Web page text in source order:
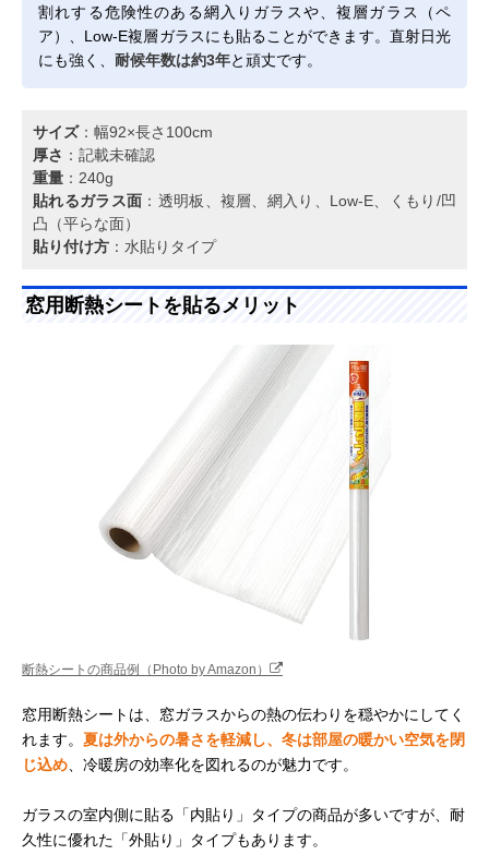
割れする危険性のある網入りガラスや、複層ガラス（ペ
ア）、Low-E複層ガラスにも貼ることができます。直射日光
にも強く、 耐候年数は約3年と頑丈です。
サイズ：幅92×長さ100cm
厚さ ：記載未確認
重量 ：240g
貼れるガラス面 ：透明板、複層、網入り、Low-E、くもり/凹
凸（平らな面）
貼り付け方 ：水貼りタイプ
窓用断熱シートを貼るメリット
断熱シートの商品例（Photo by Amazon）
窓用断熱シートは、窓ガラスからの熱の伝わりを穏やかにしてく
れます。 夏は外からの暑さを軽減し、冬は部屋の暖かい空気を閉
じ込め 、冷暖房の効率化を図れるのが魅力です。
ガラスの室内側に貼る「内貼り」タイプの商品が多いですが、耐
久性に優れた「外貼り」タイプもあります。